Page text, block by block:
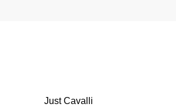
Just Cavalli